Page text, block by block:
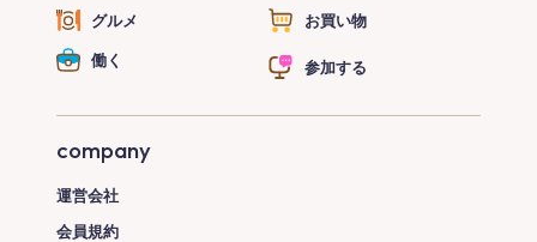
グルメ お買い物
働く 参加する
company
運営会社
会員規約